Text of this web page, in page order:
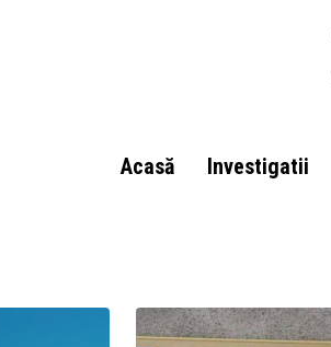
Acasă Investigatii